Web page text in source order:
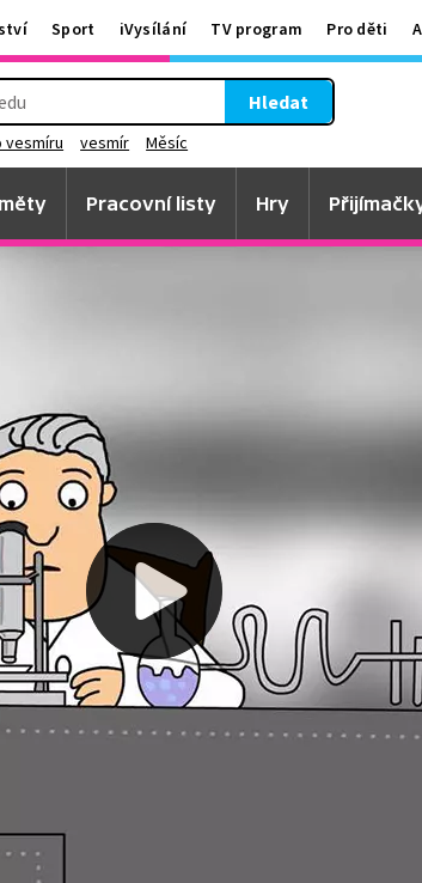
Sport iVysílání TV program Pro děti
Hledat
vesmíru vesmír Měsíc
Pracovní listy Hry